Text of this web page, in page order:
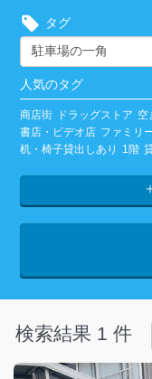
タグ
人気のタグ
商店街 ドラッグストア 空
書店・ビデオ店 ファミリ
机・椅子貸出しあり
1階
検索結果 1 件